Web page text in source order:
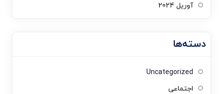
آوریل 2024
دسته‌ها
Uncategorized
اجتماعی